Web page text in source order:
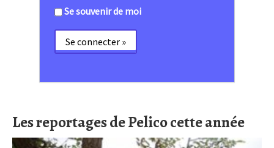
Se souvenir de moi
Les reportages de Pelico cette année